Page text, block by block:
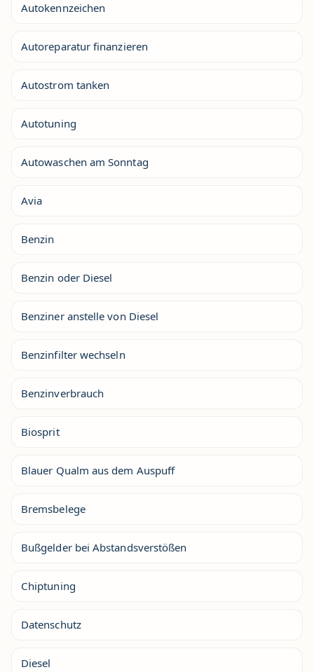
Autokennzeichen
Autoreparatur finanzieren
Autostrom tanken
Autotuning
Autowaschen am Sonntag
Avia
Benzin
Benzin oder Diesel
Benziner anstelle von Diesel
Benzinfilter wechseln
Benzinverbrauch
Biosprit
Blauer Qualm aus dem Auspuff
Bremsbelege
Bußgelder bei Abstandsverstößen
Chiptuning
Datenschutz
Diesel